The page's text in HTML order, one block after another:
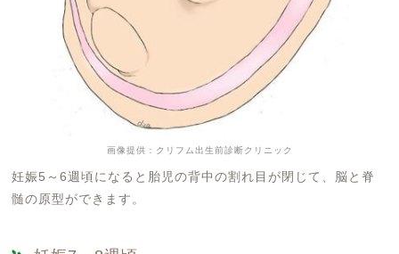
画像提供：クリフム出生前診断クリニック
妊娠5～6週頃になると胎児の背中の割れ目が閉じて、脳と脊
髄の原型ができます。